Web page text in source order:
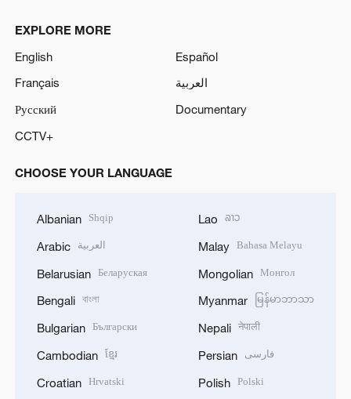
EXPLORE MORE
English
Español
Français
العربية
Русский
Documentary
CCTV+
CHOOSE YOUR LANGUAGE
Albanian Shqip
Arabic العربية
Belarusian Беларуская
Bengali বাংলা
Bulgarian Български
Cambodian ខ្មែរ
Croatian Hrvatski
Lao ລາວ
Malay Bahasa Melayu
Mongolian Монгол
Myanmar မြန်မာဘာသာ
Nepali नेपाली
Persian فارسی
Polish Polski